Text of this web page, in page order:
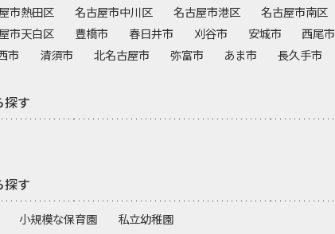
市熱田区 名古屋市中川区 名古屋市港区 名古屋市南区
市天白区 豊橋市 春日井市 刈谷市 安城市 西尾市
市 清須市 北名古屋市 弥富市 あま市 長久手市
探す
探す
小規模な保育園 私立幼稚園